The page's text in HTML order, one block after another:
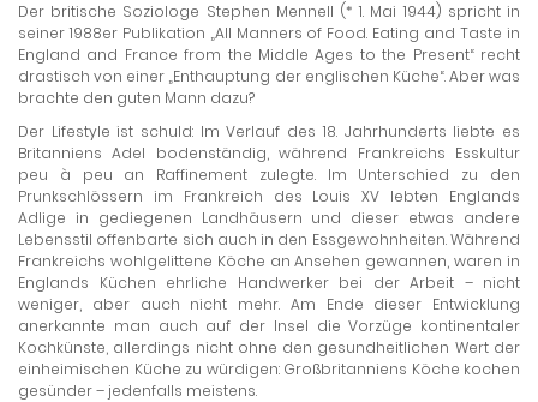
Der britische Soziologe Stephen Mennell (* 1. Mai 1944) spricht in
seiner 1988er Publikation „All Manners of Food. Eating and Taste in
England and France from the Middle Ages to the Present“ recht
drastisch von einer „Enthauptung der englischen Küche“. Aber was
brachte den guten Mann dazu?
Der Lifestyle ist schuld: Im Verlauf des 18. Jahrhunderts liebte es
Britanniens Adel bodenständig, während Frankreichs Esskultur
peu à peu an Raffinement zulegte. Im Unterschied zu den
Prunkschlössern im Frankreich des Louis XV lebten Englands
Adlige in gediegenen Landhäusern und dieser etwas andere
Lebensstil offenbarte sich auch in den Essgewohnheiten. Während
Frankreichs wohlgelittene Köche an Ansehen gewannen, waren in
Englands Küchen ehrliche Handwerker bei der Arbeit – nicht
weniger, aber auch nicht mehr. Am Ende dieser Entwicklung
anerkannte man auch auf der Insel die Vorzüge kontinentaler
Kochkünste, allerdings nicht ohne den gesundheitlichen Wert der
einheimischen Küche zu würdigen: Großbritanniens Köche kochen
gesünder – jedenfalls meistens.